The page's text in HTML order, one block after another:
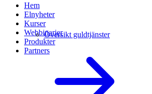
Hem
Elnyheter
Kurser
Webbinarier
Produkter
Partners
Översikt guldtjänster